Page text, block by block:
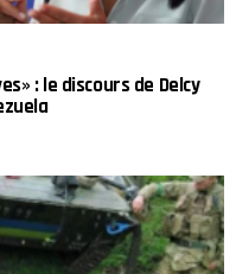
: le discours de Delcy